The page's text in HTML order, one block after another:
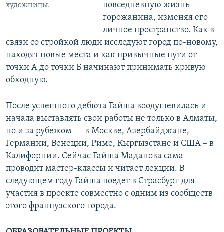
художницы.
повседневную жизнь
горожанина, изменяя его
личное пространство. Как в
связи со стройкой люди исследуют город по-новому,
находят новые места и как привычные пути от
точки А до точки Б начинают принимать кривую
обходную.
После успешного дебюта Гайша воодушевилась и
начала выставлять свои работы не только в Алматы,
но и за рубежом — в Москве, Азербайджане,
Германии, Венеции, Риме, Кыргызстане и США – в
Калифорнии. Сейчас Гайша Маданова сама
проводит мастер-классы и читает лекции. В
следующем году Гайша поедет в Страсбург для
участия в проекте совместно с одним из сообществ
этого французского города.